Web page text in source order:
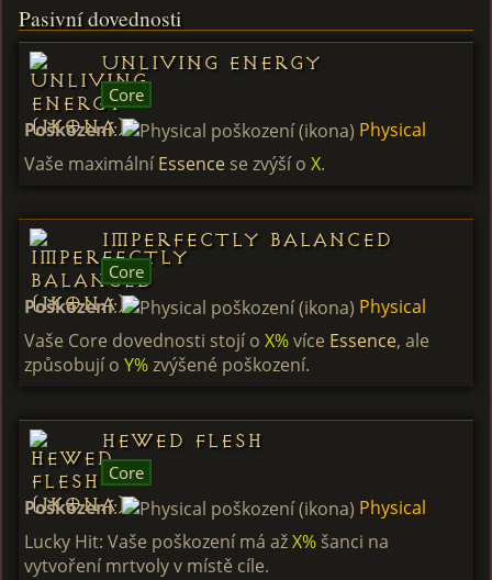
Pasivní dovednosti
Unliving Energy
Core
Poškození:
Physical
Vaše maximálníEssence se zvýší o X.
Imperfectly Balanced
Core
Poškození:
Physical
Vaše Core dovednosti stojí o X%více Essence, ale
způsobují o Y%zvýšené poškození.
Hewed Flesh
Core
Poškození:
Physical
Lucky Hit: Vaše poškození má ažX% šanci na
vytvoření mrtvoly v místě cíle.